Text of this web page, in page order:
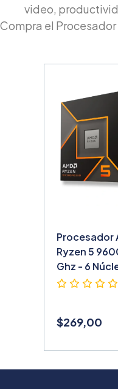
video,
Compra el Procesador
Procesador
Ryzen 5
Ghz - 6
$269,00